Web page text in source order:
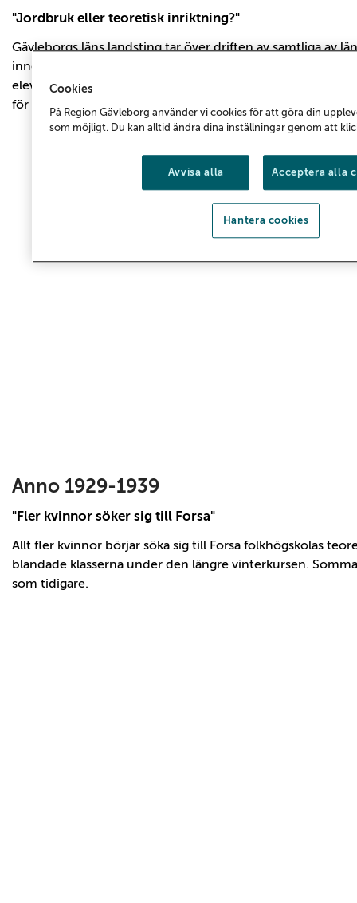
"Jordbruk eller teoretisk inriktning?"
Gävleborgs läns landsting tar över driften av samtliga av
innehöll den allmänna kursen både allmänbildande och
eleverna själva välja mellan en praktisk
för den som avsåg att studera vidare.
Anno 1929-1939
"Fler kvinnor söker sig till Forsa"
Allt fler kvinnor börjar söka sig till Forsa folkhögskolas
blandade klasserna under den längre vinterkursen.
som tidigare.
Cookies
På Region Gävleborg använder vi cookies för att göra din
som möjligt. Du kan alltid ändra dina inställningar genom att
Avvisa alla Acceptera alla
Hantera cookies